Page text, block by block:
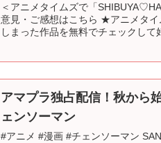
＜アニメタイムズで「
意見・ご感想はこちら ★アニメタ
しまった作品を無料でチェックして
アマプラ独占配信！秋から
ェンソーマン
#アニメ #漫画 #チェンソーマン